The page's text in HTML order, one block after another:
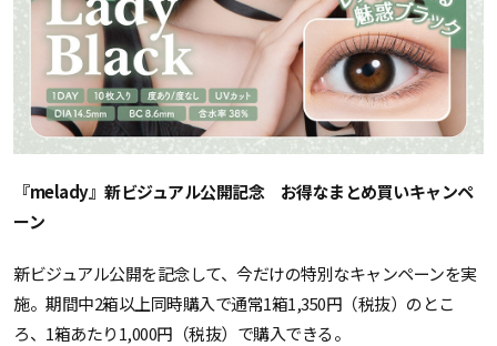
『melady』新ビジュアル公開記念 お得なまとめ買いキャンペ
ーン
新ビジュアル公開を記念して、今だけの特別なキャンペーンを実
施。期間中2箱以上同時購入で通常1箱1,350円（税抜）のとこ
ろ、1箱あたり1,000円（税抜）で購入できる。